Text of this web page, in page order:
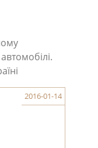
2016-01-14